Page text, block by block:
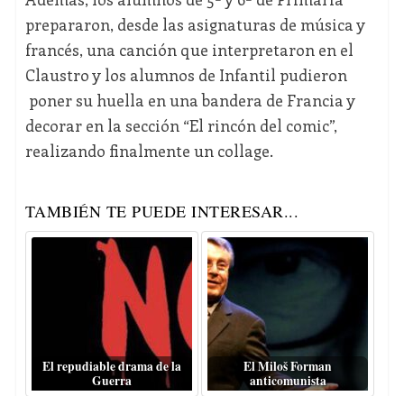
prepararon, desde las asignaturas de música y
francés, una canción que interpretaron en el
Claustro y los alumnos de Infantil pudieron
poner su huella en una bandera de Francia y
decorar en la sección “El rincón del comic”,
realizando finalmente un collage.
TAMBIÉN TE PUEDE INTERESAR...
El repudiable drama de la
Guerra
El Miloš Forman
anticomunista